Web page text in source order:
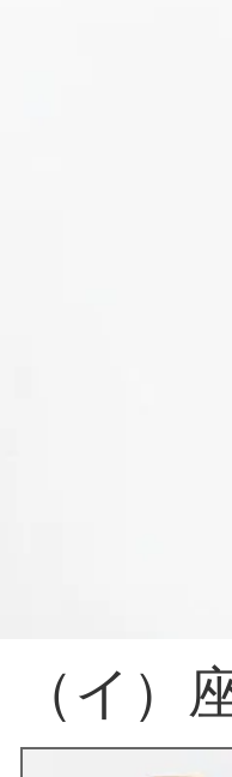
（イ）